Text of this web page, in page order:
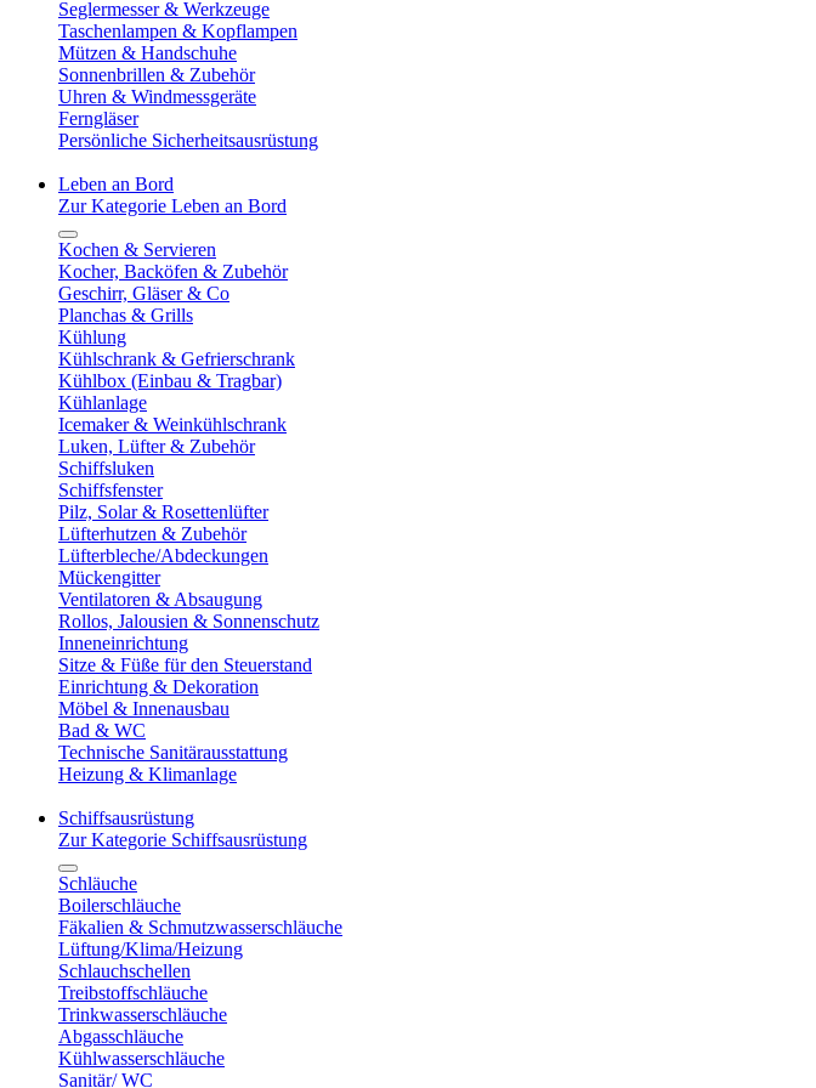
Seglermesser & Werkzeuge
Taschenlampen & Kopflampen
Mützen & Handschuhe
Sonnenbrillen & Zubehör
Uhren & Windmessgeräte
Ferngläser
Persönliche Sicherheitsausrüstung
Leben an Bord
Zur Kategorie Leben an Bord
Kochen & Servieren
Kocher, Backöfen & Zubehör
Geschirr, Gläser & Co
Planchas & Grills
Kühlung
Kühlschrank & Gefrierschrank
Kühlbox (Einbau & Tragbar)
Kühlanlage
Icemaker & Weinkühlschrank
Luken, Lüfter & Zubehör
Schiffsluken
Schiffsfenster
Pilz, Solar & Rosettenlüfter
Lüfterhutzen & Zubehör
Lüfterbleche/Abdeckungen
Mückengitter
Ventilatoren & Absaugung
Rollos, Jalousien & Sonnenschutz
Inneneinrichtung
Sitze & Füße für den Steuerstand
Einrichtung & Dekoration
Möbel & Innenausbau
Bad & WC
Technische Sanitärausstattung
Heizung & Klimanlage
Schiffsausrüstung
Zur Kategorie Schiffsausrüstung
Schläuche
Boilerschläuche
Fäkalien & Schmutzwasserschläuche
Lüftung/Klima/Heizung
Schlauchschellen
Treibstoffschläuche
Trinkwasserschläuche
Abgasschläuche
Kühlwasserschläuche
Sanitär/ WC